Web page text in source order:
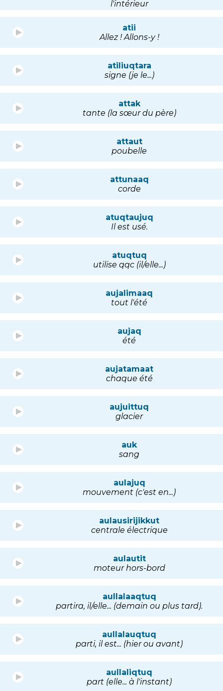
l'intérieur
atii
Allez ! Allons-y !
atiliuqtara
signe (je le...)
attak
tante (la sœur du père)
attaut
poubelle
attunaaq
corde
atuqtaujuq
Il est usé.
atuqtuq
utilise qqc (il/elle...)
aujalimaaq
tout l'été
aujaq
été
aujatamaat
chaque été
aujuittuq
glacier
auk
sang
aulajuq
mouvement (c'est en...)
aulausirijikkut
centrale électrique
aulautit
moteur hors-bord
aullalaaqtuq
partira, il/elle... (demain ou plus tard).
aullalauqtuq
parti, il est... (hier ou avant)
aullaliqtuq
part (elle... à l'instant)